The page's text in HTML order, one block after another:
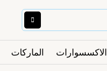
الاكسسوارات الماركات